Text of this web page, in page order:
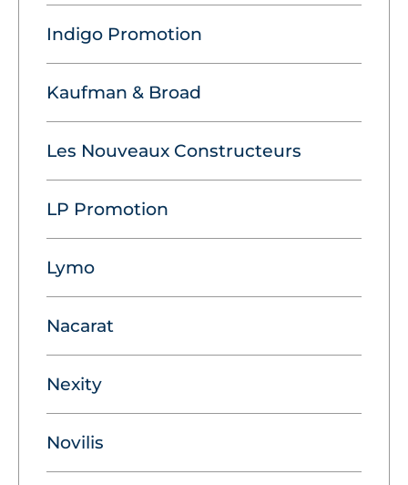
Indigo Promotion
Kaufman & Broad
Les Nouveaux Constructeurs
LP Promotion
Lymo
Nacarat
Nexity
Novilis